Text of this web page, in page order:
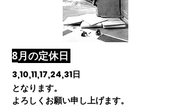
​8月の定休日
3,10,11,17,24,31日
となります。
よろしくお願い申し上げます。